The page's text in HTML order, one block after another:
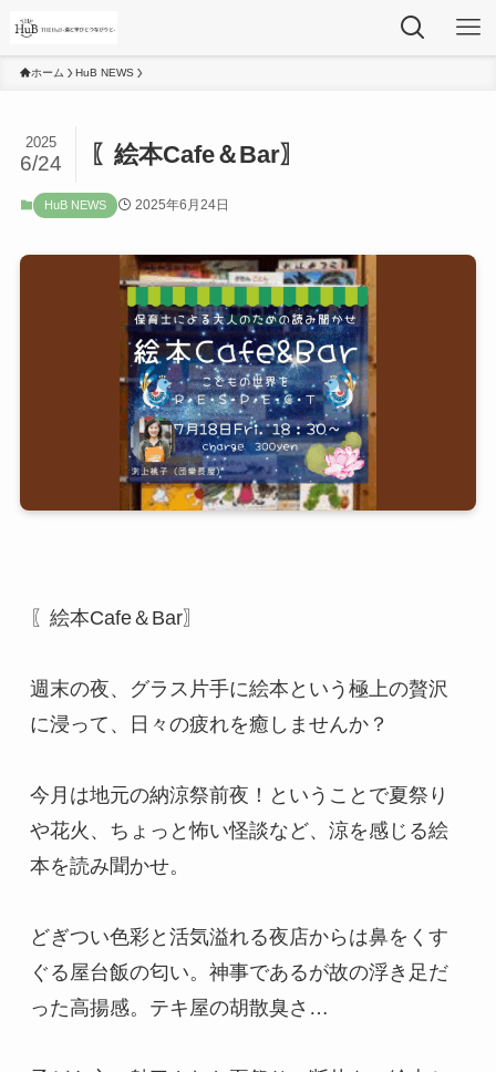
ホーム HuB NEWS
〖絵本Cafe＆Bar〗
2025
6/24
HuB NEWS 2025年6月24日
〖絵本Cafe＆Bar〗
週末の夜、グラス片手に絵本という極上の贅沢
に浸って、日々の疲れを癒しませんか？
今月は地元の納涼祭前夜！ということで夏祭り
や花火、ちょっと怖い怪談など、涼を感じる絵
本を読み聞かせ。
どぎつい色彩と活気溢れる夜店からは鼻をくす
ぐる屋台飯の匂い。神事であるが故の浮き足だ
った高揚感。テキ屋の胡散臭さ…